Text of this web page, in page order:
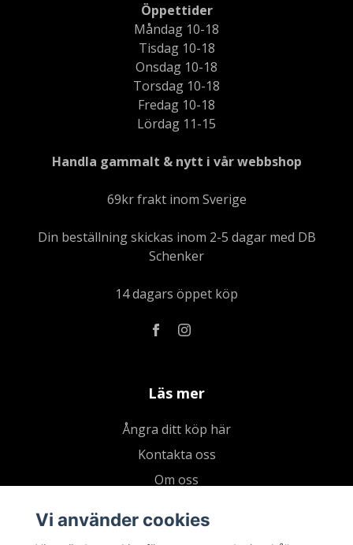
Öppettider
Måndag 10-18
Tisdag 10-18
Onsdag 10-18
Torsdag 10-18
Fredag 10-18
Lördag 11-15
Handla gammalt & nytt i vår webbshop
69kr frakt inom Sverige
Din beställning skickas inom 2-5 dagar med DB
Schenker
14 dagars öppet köp
Läs mer
Ångra ditt köp här
Kontakta oss
Om oss
Kundklubb
Vi använder cookies